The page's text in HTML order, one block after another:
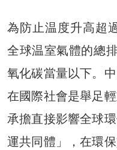
為防止温度升高超
全球温室氣體的總
氧化碳當量以下。
在國際社會是舉足
承擔直接影響全球
運共同體」，在環